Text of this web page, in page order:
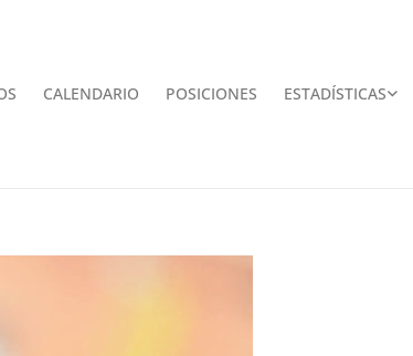
CALENDARIO POSICIONES ESTADÍSTICAS